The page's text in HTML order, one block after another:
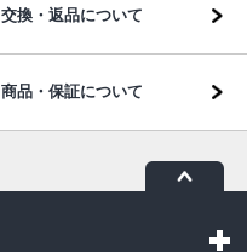
交換・返品について
商品・保証について